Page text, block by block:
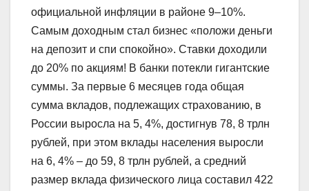
официальной инфляции в районе 9–10%.
Самым доходным стал бизнес «положи деньги
на депозит и спи спокойно». Ставки доходили
до 20% по акциям! В банки потекли гигантские
суммы. За первые 6 месяцев года общая
сумма вкладов, подлежащих страхованию, в
России выросла на 5, 4%, достигнув 78, 8 трлн
рублей, при этом вклады населения выросли
на 6, 4% – до 59, 8 трлн рублей, а средний
размер вклада физического лица составил 422